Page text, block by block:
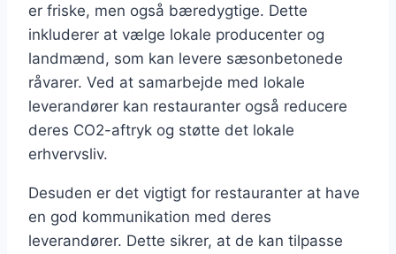
er friske, men også bæredygtige. Dette
inkluderer at vælge lokale producenter og
landmænd, som kan levere sæsonbetonede
råvarer. Ved at samarbejde med lokale
leverandører kan restauranter også reducere
deres CO2-aftryk og støtte det lokale
erhvervsliv.
Desuden er det vigtigt for restauranter at have
en god kommunikation med deres
leverandører. Dette sikrer, at de kan tilpasse